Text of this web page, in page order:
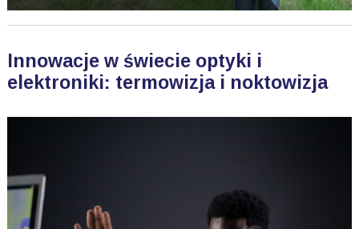
Innowacje w świecie optyki i
elektroniki: termowizja i noktowizja